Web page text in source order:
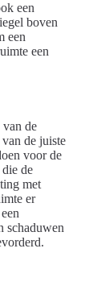
een
boven
een
een
de
de juiste
voor de
de
met
er
schaduwen